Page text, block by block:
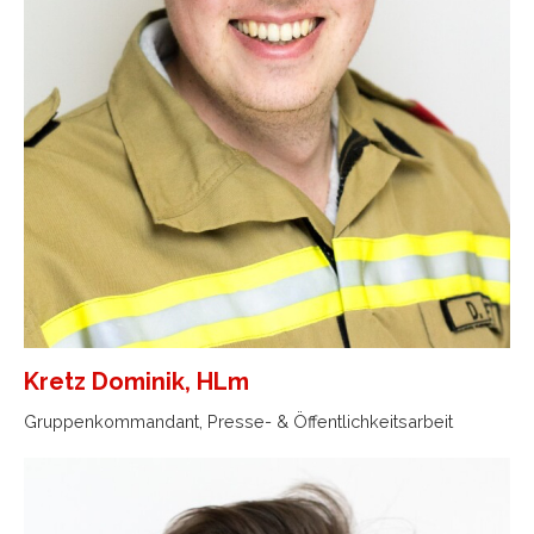
Kretz Dominik, HLm
Gruppenkommandant, Presse- & Öffentlichkeitsarbeit